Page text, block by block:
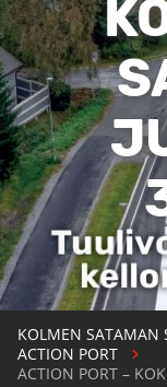
KOLMEN SATAMAN
ACTION PORT
ACTION PORT –